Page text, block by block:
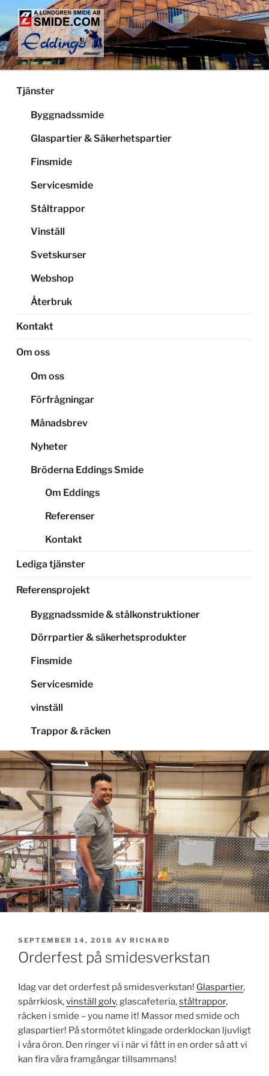
Hoppa
innehåll
LUNDGRENS SMIDE
Smide och glaspartier i Stockholm
Tjänster
Byggnadssmide
Glaspartier & Säkerhetspartier
Finsmide
Servicesmide
Ståltrappor
Vinställ
Svetskurser
Webshop
Återbruk
Kontakt
Om oss
Om oss
Förfrågningar
Månadsbrev
Nyheter
Bröderna Eddings Smide
Om Eddings
Referenser
Kontakt
Lediga tjänster
Referensprojekt
Byggnadssmide & stålkonstruktioner
Dörrpartier & säkerhetsprodukter
Finsmide
Servicesmide
vinställ
Trappor & räcken
PUBLICERAT
SEPTEMBER 14, 2018 AV RICHARD
Orderfest på smidesverkstan
Idag var det orderfest på smidesverkstan! Glaspartier,
spärrkiosk,vinställ golv, glascafeteria,ståltrappor,
räcken i smide – you name it! Massor med smide och
glaspartier! På stormötet klingade orderklockan ljuvligt
i våra öron. Den ringer vi i när vi fått in en order så att vi
kan fira våra framgångar tillsammans!